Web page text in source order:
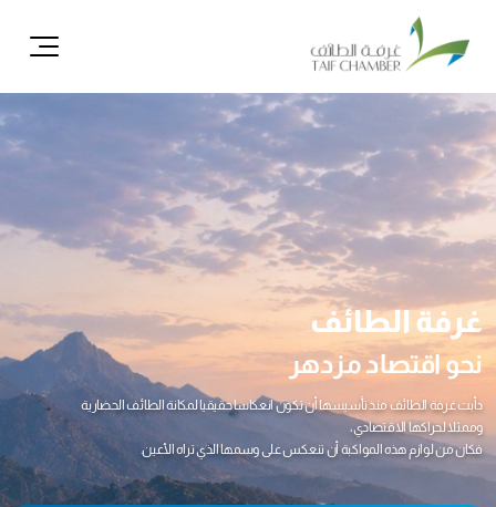
غرفة الطائف
نحو اقتصاد مزدهر
دأبت غرفة الطائف منذ تأسيسها أن تكون انعكاسا حقيقيا لمكانة الطائف الحضارية
وممثلا لحراكها الاقتصادي،
فكان من لوازم هذه المواكبة أن تنعكس على وسمها الذي تراه الأعين.